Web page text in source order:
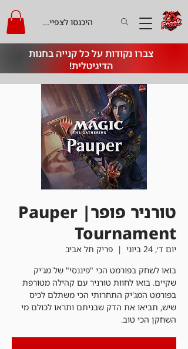
צברו נקודות על כל קנייה בחנות
הדיגיטלית!
היכנסו לצפייה בקרדיט
טורניר פופר| Pauper
Tournament
יום ד׳, 24 ביוני
  |
פריק תל אביב
בואו לשחק בפורמט הכי "פיננסי" של מג'יק
שקיים. בואו לחוות טורניר עם קהילה מטורפת
בפורמט המג'יק התחרותי הכי משתלם לכיס
שיש, תביאו את הדק שבניתם ותראו לכולם מי
השחקן הכי טוב.